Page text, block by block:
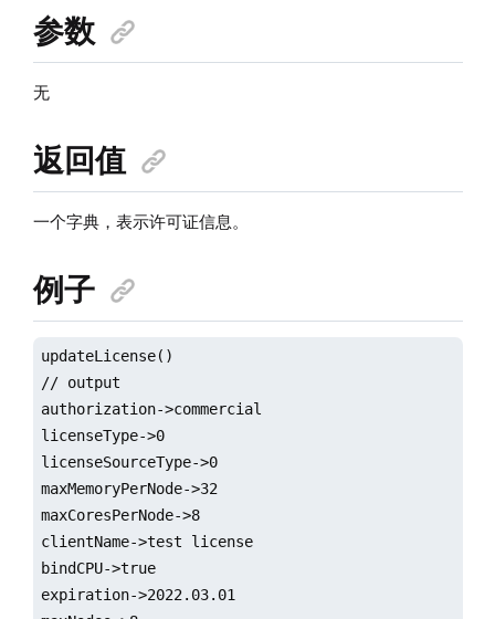
参数
无
返回值
一个字典，表示许可证信息。
例子
updateLicense()
// output
authorization->commercial
licenseType->0
licenseSourceType->0
maxMemoryPerNode->32
maxCoresPerNode->8
clientName->test license
bindCPU->true
expiration->2022.03.01